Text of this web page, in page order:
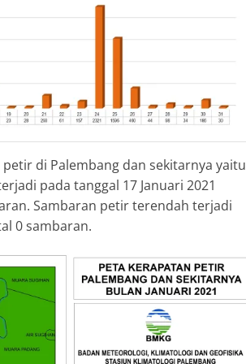
di Palembang dan sekitarnya yaitu
pada tanggal 17 Januari 2021
Sambaran petir terendah terjadi
0 sambaran.